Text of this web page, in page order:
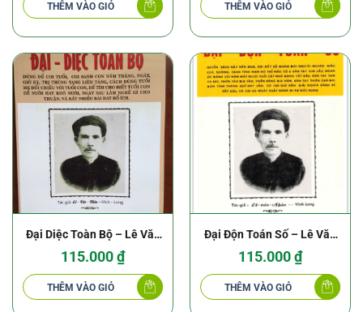
THÊM VÀO GIỎ THÊM VÀO GIỎ
Đại Diệc Toàn Bộ – Lê Văn
Nhàn
115.000₫
THÊM VÀO GIỎ
Đại Độn Toán Số – Lê Văn
Nhàn
115.000₫
THÊM VÀO GIỎ